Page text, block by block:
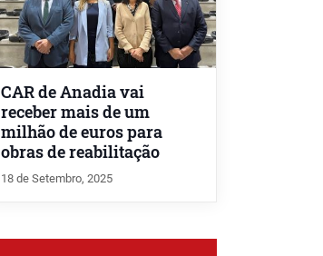
CAR de Anadia vai
receber mais de um
milhão de euros para
obras de reabilitação
18 de Setembro, 2025